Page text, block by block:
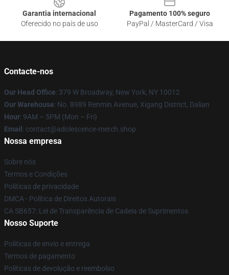
Garantia internacional
Oferecido no país de uso
Pagamento 100% seguro
PayPal / MasterCard / Visa
Contacte-nos
Our Head Office: 379 W Broadway, New York, NY 10012
Our Warehouse: No. 8989 Renmin Avenue, Xigang District, Dalian
Hour: 9AM – 5PM (Mon – Fri)
Email : contact@adolescence-merch.shop
Nossa empresa
Sobre nós
Termos e Condições
Políticas de privacidade
DMCA - Política de Direitos Autorais
CA SB657: Lei de Transparência de Cadeia de Suprimentos
Nosso Suporte
Políticas de envio e entrega
Termos de pagamento
Políticas de devolução e reembolso